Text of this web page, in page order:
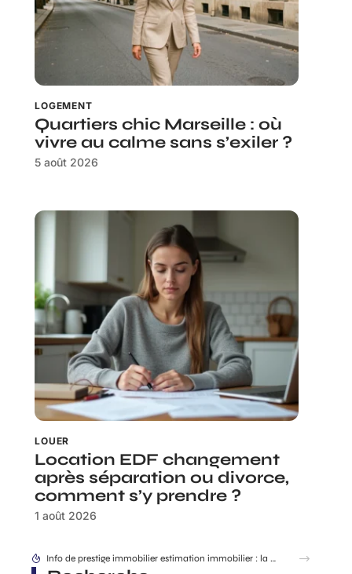
LOGEMENT
Quartiers chic Marseille : où
vivre au calme sans s’exiler ?
5 août 2026
LOUER
Location EDF changement
après séparation ou divorce,
comment s’y prendre ?
1 août 2026
Quartiers chic Marseille : où vivre au calme sans s’exiler ?